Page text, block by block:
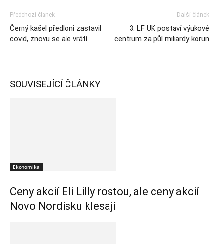
Předchozí článek
Černý kašel předloni zastavil
covid, znovu se ale vrátí
Další článek
3. LF UK postaví výukové
centrum za půl miliardy korun
SOUVISEJÍCÍ ČLÁNKY
Ekonomika
Ceny akcií Eli Lilly rostou, ale ceny akcií
Novo Nordisku klesají